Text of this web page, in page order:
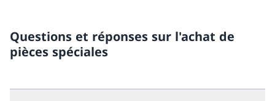
Questions et réponses sur l'achat de
pièces spéciales